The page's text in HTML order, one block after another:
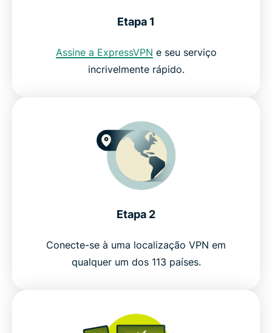
Por que usar a ExpressVPN?
Etapa 1
Assine a ExpressVPN e seu serviço
incrivelmente rápido.
Etapa 2
Conecte-se à uma localização VPN em
qualquer um dos 113 países.